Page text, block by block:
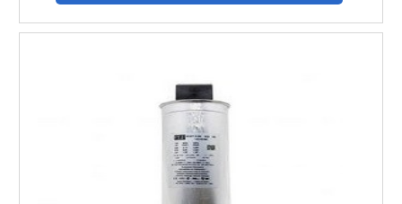
UNIDADE CAPACITIVA TRIFÁSICA A Inducap